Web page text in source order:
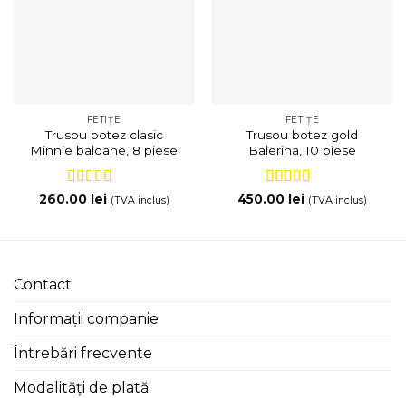
FETIȚE
Trusou botez clasic
Minnie baloane, 8 piese
Evaluat la5
260.00 lei (TVA inclus)
FETIȚE
Trusou botez gold
Balerina, 10 piese
Evaluat la5
450.00 lei (TVA inclus)
Contact
Informații companie
Întrebări frecvente
Modalități de plată